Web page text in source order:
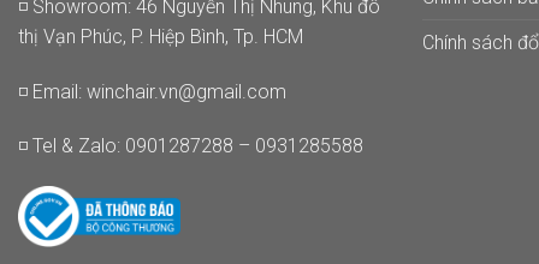
◽ Showroom: 46 Nguyễn Thị Nhung, Khu đô
thị Vạn Phúc, P. Hiệp Bình, Tp. HCM
◽ Email: winchair.vn@gmail.com
◽ Tel & Zalo: 0901287288 – 0931285588
Chính sách